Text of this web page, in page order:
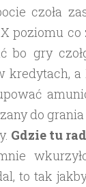
czoła
poziomu
bo gry
kredytach,
do
Gdzie tu
to tak